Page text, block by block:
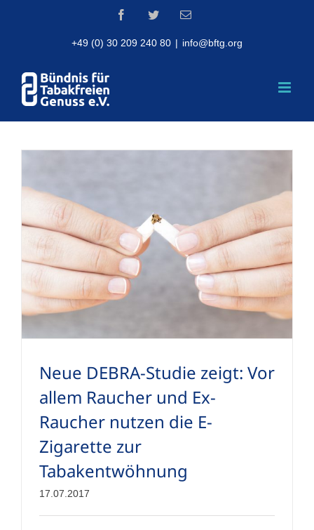
FacebookTwitterEmail
+49 (0) 30 209 240 80 | info@bftg.org
Neue DEBRA-Studie zeigt: Vor
allem Raucher und Ex-
Raucher nutzen die E-
Zigarette zur
Tabakentwöhnung
17.07.2017